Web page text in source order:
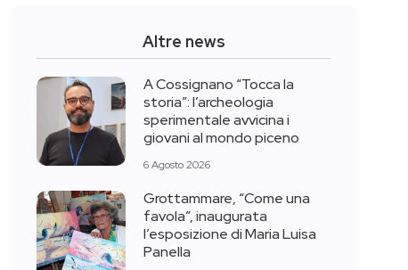
Altre news
A Cossignano “Tocca la
storia”: l’archeologia
sperimentale avvicina i
giovani al mondo piceno
6 Agosto 2026
Grottammare, “Come una
favola”, inaugurata
l’esposizione di Maria Luisa
Panella